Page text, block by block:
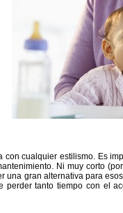
cualquier estilismo. Es
Ni muy corto
gran alternativa para
tanto tiempo con el